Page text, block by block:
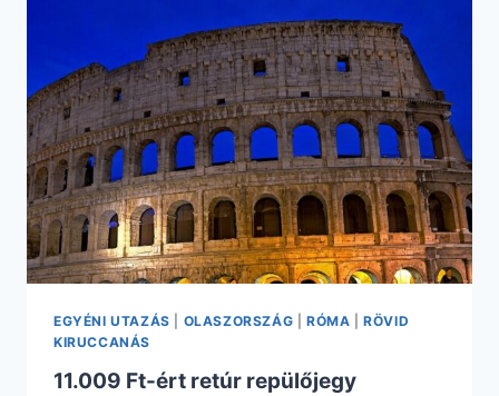
REPÜLŐJEGY
DEBRECENBŐL
A
BOLGÁR
TENGERPARTRA
EGYÉNI UTAZÁS OLASZORSZÁG |RÓMA |RÖVID
KIRUCCANÁS
11.009 Ft-ért retúr repülőjegy